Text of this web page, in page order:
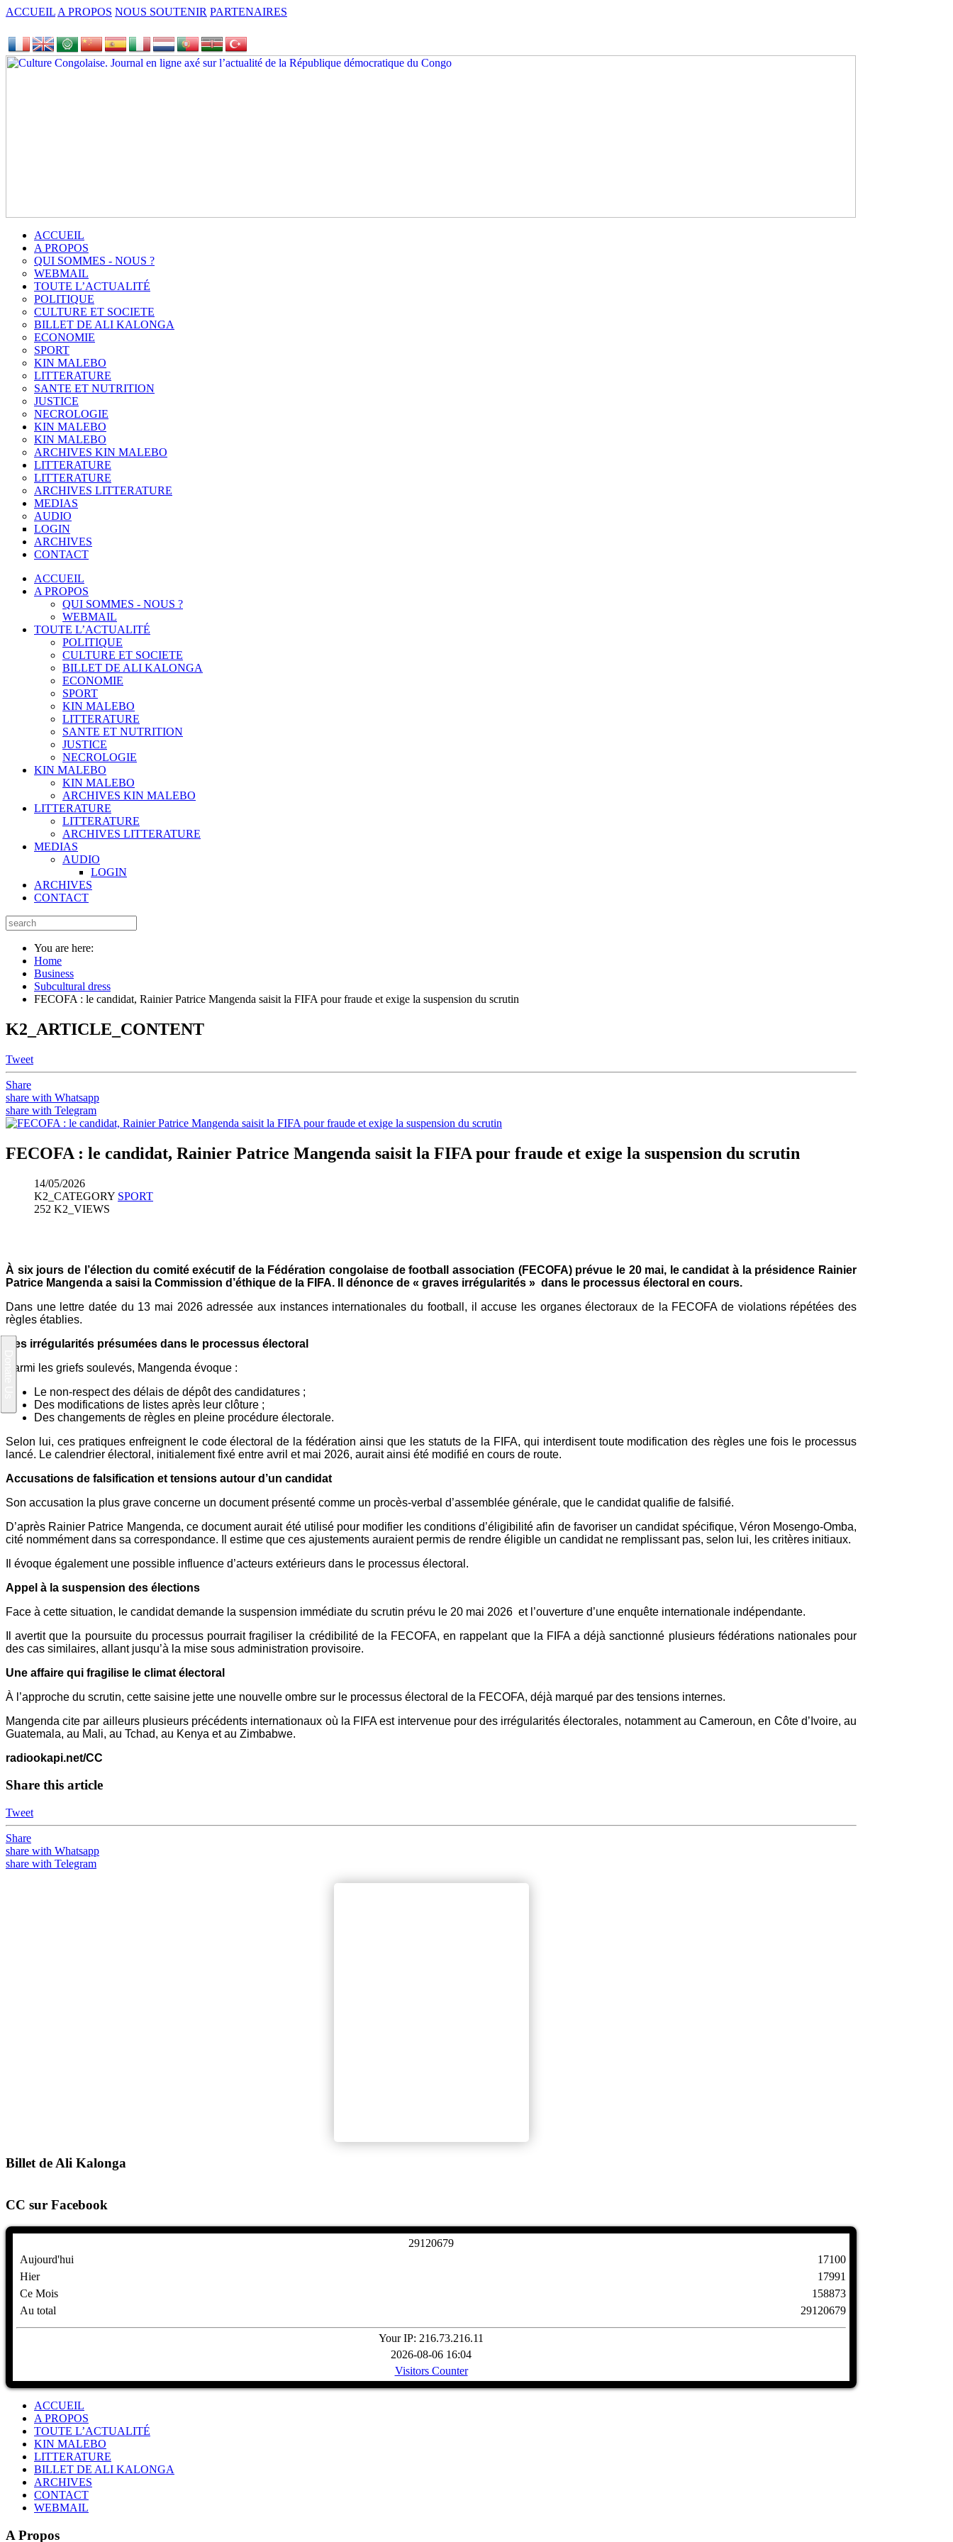
ACCUEIL A PROPOS NOUS SOUTENIR PARTENAIRES
ACCUEIL
A PROPOS
QUI SOMMES - NOUS ?
WEBMAIL
TOUTE L’ACTUALITÉ
POLITIQUE
CULTURE ET SOCIETE
BILLET DE ALI KALONGA
ECONOMIE
SPORT
KIN MALEBO
LITTERATURE
SANTE ET NUTRITION
JUSTICE
NECROLOGIE
KIN MALEBO
KIN MALEBO
ARCHIVES KIN MALEBO
LITTERATURE
LITTERATURE
ARCHIVES LITTERATURE
MEDIAS
AUDIO
LOGIN
ARCHIVES
CONTACT
ACCUEIL
A PROPOS
QUI SOMMES - NOUS ?
WEBMAIL
TOUTE L’ACTUALITÉ
POLITIQUE
CULTURE ET SOCIETE
BILLET DE ALI KALONGA
ECONOMIE
SPORT
KIN MALEBO
LITTERATURE
SANTE ET NUTRITION
JUSTICE
NECROLOGIE
KIN MALEBO
KIN MALEBO
ARCHIVES KIN MALEBO
LITTERATURE
LITTERATURE
ARCHIVES LITTERATURE
MEDIAS
AUDIO
LOGIN
ARCHIVES
CONTACT
You are here:
Home
Business
Subcultural dress
FECOFA : le candidat, Rainier Patrice Mangenda saisit la FIFA pour fraude et exige la suspension du scrutin
K2_ARTICLE_CONTENT
Tweet
Share
share with Whatsapp
share with Telegram
FECOFA : le candidat, Rainier Patrice Mangenda saisit la FIFA pour fraude et exige la suspension du scrutin
14/05/2026
K2_CATEGORY SPORT
252 K2_VIEWS
À six jours de l’élection du comité exécutif de la Fédération congolaise de football association (FECOFA) prévue le 20 mai, le candidat à la présidence Rainier
Patrice Mangenda a saisi la Commission d’éthique de la FIFA. Il dénonce de « graves irrégularités » dans le processus électoral en cours.
Dans une lettre datée du 13 mai 2026 adressée aux instances internationales du football, il accuse les organes électoraux de la FECOFA de violations répétées des
règles établies.
Des irrégularités présumées dans le processus électoral
Parmi les griefs soulevés, Mangenda évoque :
Le non-respect des délais de dépôt des candidatures ;
Des modifications de listes après leur clôture ;
Des changements de règles en pleine procédure électorale.
Selon lui, ces pratiques enfreignent le code électoral de la fédération ainsi que les statuts de la FIFA, qui interdisent toute modification des règles une fois le processus
lancé. Le calendrier électoral, initialement fixé entre avril et mai 2026, aurait ainsi été modifié en cours de route.
Accusations de falsification et tensions autour d’un candidat
Son accusation la plus grave concerne un document présenté comme un procès-verbal d’assemblée générale, que le candidat qualifie de falsifié.
D’après Rainier Patrice Mangenda, ce document aurait été utilisé pour modifier les conditions d’éligibilité afin de favoriser un candidat spécifique, Véron Mosengo-Omba,
cité nommément dans sa correspondance. Il estime que ces ajustements auraient permis de rendre éligible un candidat ne remplissant pas, selon lui, les critères initiaux.
Il évoque également une possible influence d’acteurs extérieurs dans le processus électoral.
Appel à la suspension des élections
Face à cette situation, le candidat demande la suspension immédiate du scrutin prévu le 20 mai 2026 et l’ouverture d’une enquête internationale indépendante.
Il avertit que la poursuite du processus pourrait fragiliser la crédibilité de la FECOFA, en rappelant que la FIFA a déjà sanctionné plusieurs fédérations nationales pour
des cas similaires, allant jusqu’à la mise sous administration provisoire.
Une affaire qui fragilise le climat électoral
À l’approche du scrutin, cette saisine jette une nouvelle ombre sur le processus électoral de la FECOFA, déjà marqué par des tensions internes.
Mangenda cite par ailleurs plusieurs précédents internationaux où la FIFA est intervenue pour des irrégularités électorales, notamment au Cameroun, en Côte d’Ivoire, au
Guatemala, au Mali, au Tchad, au Kenya et au Zimbabwe.
radiookapi.net/CC
Share this article
Tweet
Share
share with Whatsapp
share with Telegram
Billet de Ali Kalonga
CC sur Facebook
291 20679
Aujourd'hui
Hier
Ce Mois
Au total
17100
17991
158873
29120679
Your IP: 216.73.216.11
2026-08-06 16:04
Visitors Counter
ACCUEIL
A PROPOS
TOUTE L’ACTUALITÉ
KIN MALEBO
LITTERATURE
BILLET DE ALI KALONGA
ARCHIVES
CONTACT
WEBMAIL
A Propos